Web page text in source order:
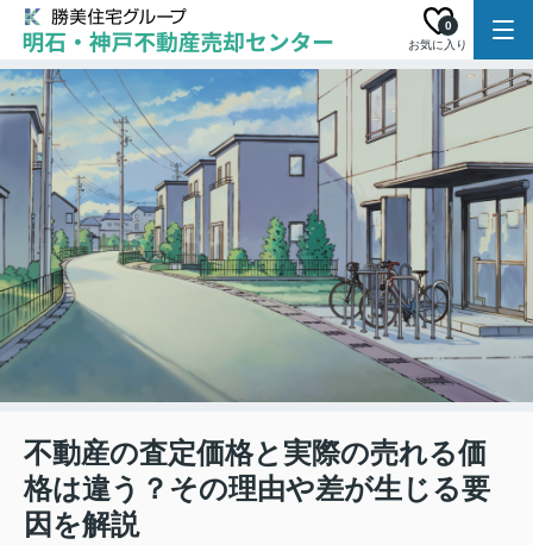
お気に入り
0
不動産の査定価格と実際の売れる価
格は違う？その理由や差が生じる要
因を解説